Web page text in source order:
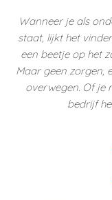
Wanneer je als
staat, lijkt het
een beetje op het
Maar geen zorgen,
overwegen. Of je
bedrijf